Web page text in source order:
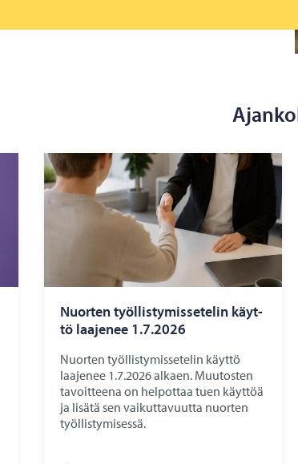
Nuor­ten työl­lis­ty­mis­se­te­lin käyt­
tö laa­je­nee 1.7.2026
Nuorten työllistymissetelin käyttö
laajenee 1.7.2026 alkaen. Muutosten
tavoitteena on helpottaa tuen käyttöä
ja lisätä sen vaikuttavuutta nuorten
työllistymisessä.